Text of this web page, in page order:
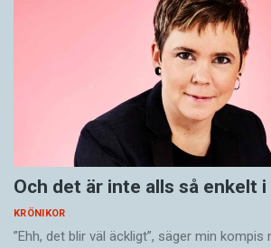
Och det är inte alls så enkelt
KRÖNIKOR
”Ehh, det blir väl äckligt”, säger min